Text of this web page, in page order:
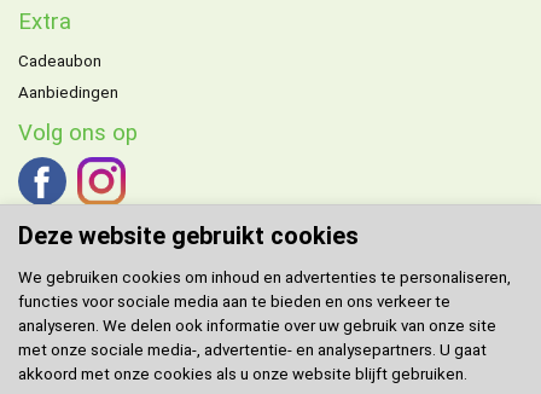
Extra
Cadeaubon
Aanbiedingen
Volg ons op
DOMENECHagent voor de Benelux.
Klantenservice
Deze website gebruikt cookies
We gebruiken cookies om inhoud en advertenties te personaliseren,
functies voor sociale media aan te bieden en ons verkeer te
analyseren. We delen ook informatie over uw gebruik van onze site
met onze sociale media-, advertentie- en analysepartners. U gaat
akkoord met onze cookies als u onze website blijft gebruiken.